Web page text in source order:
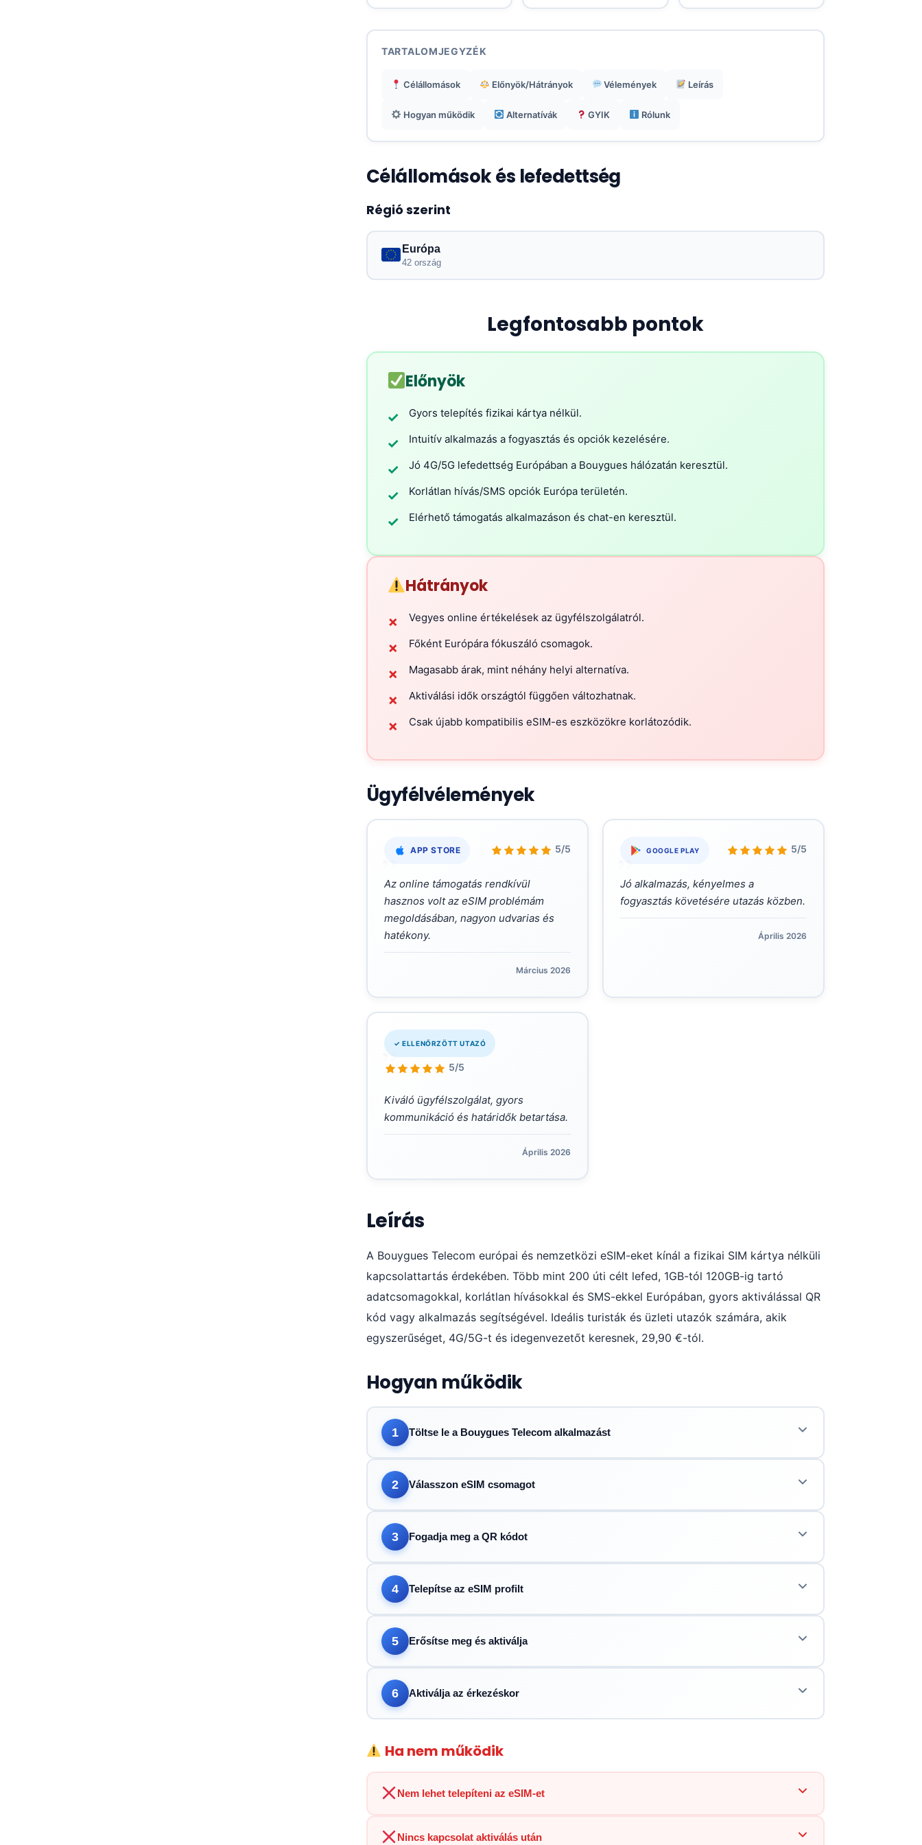
TARTALOMJEGYZÉK
Célállomások Előnyök/Hátrányok Vélemények Leírás
Hogyan működik Alternatívák GYIK Rólunk
Célállomások és lefedettség
Régió szerint
Európa
42 ország
Legfontosabb pontok
Előnyök
✓ Gyors telepítés fizikai kártya nélkül.
✓ Intuitív alkalmazás a fogyasztás és opciók kezelésére.
✓ Jó 4G/5G lefedettség Európában a Bouygues hálózatán keresztül.
✓ Korlátlan hívás/SMS opciók Európa területén.
✓ Elérhető támogatás alkalmazáson és chat-en keresztül.
Hátrányok
✗ Vegyes online értékelések az ügyfélszolgálatról.
✗ Főként Európára fókuszáló csomagok.
✗ Magasabb árak, mint néhány helyi alternatíva.
✗ Aktiválási idők országtól függően változhatnak.
✗ Csak újabb kompatibilis eSIM-es eszközökre korlátozódik.
Ügyfélvélemények
APP STORE 5/5
Az online támogatás rendkívül
hasznos volt az eSIM problémám
megoldásában, nagyon udvarias és
hatékony.
Március 2026
GOOGLE PLAY 5/5
„
Jó alkalmazás, kényelmes a
fogyasztás követésére utazás közben.
Április 2026
✓ ELLENŐRZÖTT UTAZÓ
5/5
„
Kiváló ügyfélszolgálat, gyors
kommunikáció és határidők betartása.
Április 2026
Leírás
A Bouygues Telecom európai és nemzetközi eSIM-eket kínál a fizikai SIM kártya nélküli
kapcsolattartás érdekében. Több mint 200 úti célt lefed, 1GB-tól 120GB-ig tartó
adatcsomagokkal, korlátlan hívásokkal és SMS-ekkel Európában, gyors aktiválással QR
kód vagy alkalmazás segítségével. Ideális turisták és üzleti utazók számára, akik
egyszerűséget, 4G/5G-t és idegenvezetőt keresnek, 29,90 €-tól.
Hogyan működik
1 Töltse le a Bouygues Telecom alkalmazást
2 Válasszon eSIM csomagot
3 Fogadja meg a QR kódot
4 Telepítse az eSIM profilt
5 Erősítse meg és aktiválja
6 Aktiválja az érkezéskor
Ha nem működik
Nem lehet telepíteni az eSIM-et
Nincs kapcsolat aktiválás után